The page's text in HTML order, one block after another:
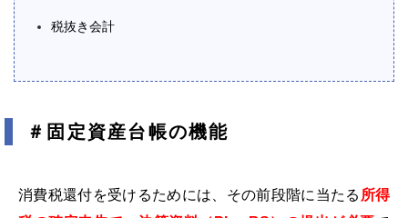
税抜き会計
＃固定資産台帳の機能
消費税還付を受けるためには、その前段階に当たる 所得